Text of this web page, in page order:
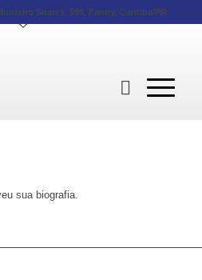
Soares, 599, Fanny, Curitiba/PR
sua biografia.